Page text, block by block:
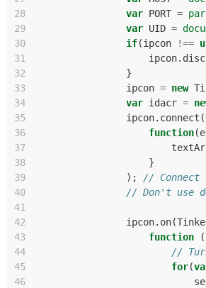
28
var PORT =
29
var UID =
30
if(ipcon !==
31
ipcon.
32
}
33
ipcon = new
34
var idacr =
35
ipcon. connect (
36
function(
37
38
}
39
);
//
40
// Don't use
41
42
ipcon. on(
43
function (
44
//
45
for(
46